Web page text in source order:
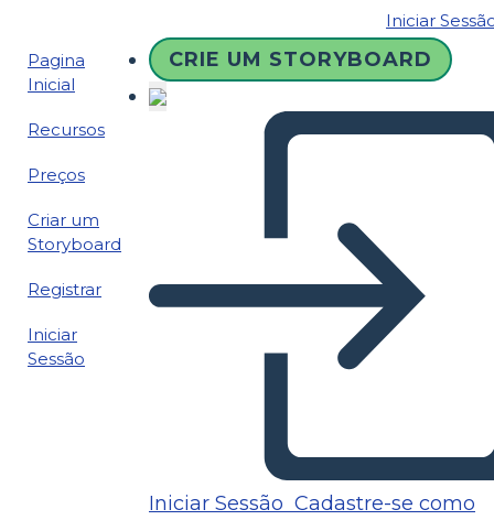
Iniciar
Pagina
Inicial
Recursos
Preços
Criar um
Storyboard
Registrar
Iniciar
Sessão
CRIE UM STORYBOARD
Iniciar Sessão Cadastre-se como